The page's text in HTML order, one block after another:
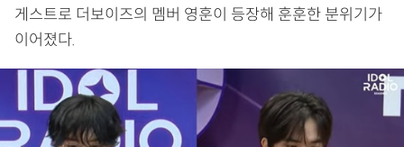
게스트로 더보이즈의 멤버 영훈이 등장해 훈훈한 분위기가
이어졌다.